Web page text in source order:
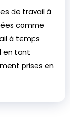
de travail à
comme
à temps
en tant
prises en